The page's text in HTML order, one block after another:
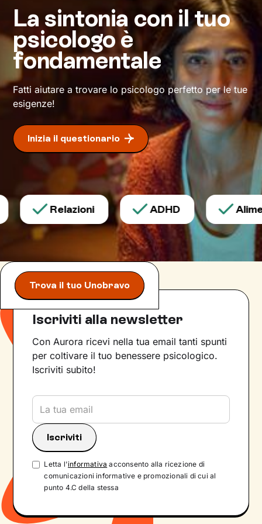
motivarti. Aggiungi una buona dose di
determinazioneper iniziare e portare a termine
l’impresa, e arriverai alla tanto agognata vetta:
il tuo benessere.
La sintonia con il tuo
psicologo è
fondamentale
Fatti aiutare a trovare lo psicologo perfetto per le tue
esigenze!
Inizia il questionario
Relazioni ADHD
Trova il tuo Unobravo
Iscriviti alla newsletter
Con Aurora ricevi nella tua email tanti spunti
per coltivare il tuo benessere psicologico.
Iscriviti subito!
Letta l'informativa acconsento alla ricezione di
comunicazioni informative e promozionali di cui al
punto 4.C della stessa